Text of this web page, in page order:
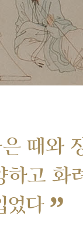
때와
하고 화
었다 ”